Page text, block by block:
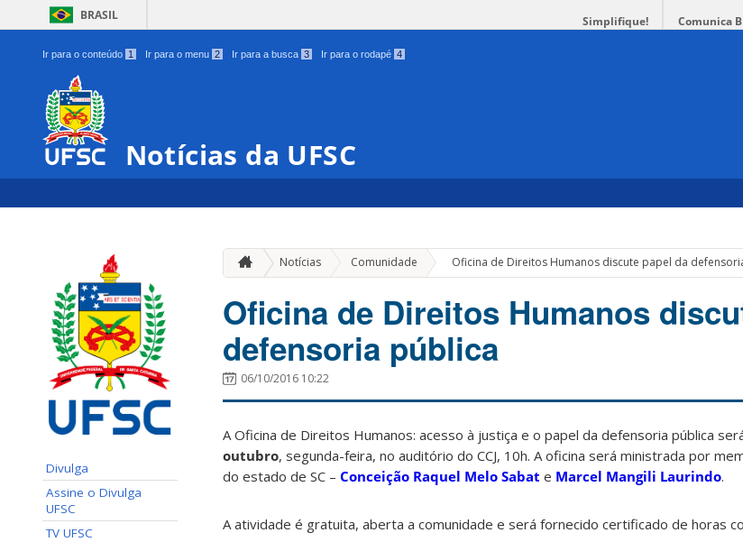
BRASIL Simplifique! Comunica
Ir para o conteúdo 1 Ir para o menu 2 Ir para a busca 3 Ir para o rodapé 4
Notícias da UFSC
Divulga
Assine o Divulga
UFSC
TV UFSC
Notícias Comunidade » Oficina de Direitos Humanos discute papel da
Oficina de Direitos Humanos
defensoria pública
06/10/2016 10:22
A Oficina de Direitos Humanos: acesso à justiça e o papel da defensoria pública
outubro, segunda-feira, no auditório do CCJ, 10h. A oficina será ministrada por
do estado de SC – Conceição Raquel Melo Sabat e Marcel Mangili Laurindo.
A atividade é gratuita, aberta a comunidade e será fornecido certificado de horas